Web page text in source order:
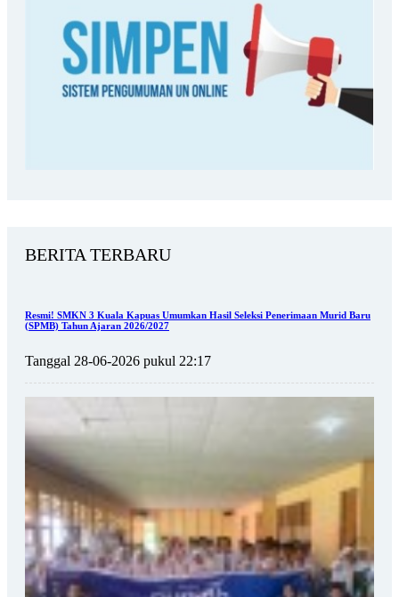
BERITA TERBARU
Resmi! SMKN 3 Kuala Kapuas Umumkan Hasil Seleksi Penerimaan Murid Baru
(SPMB) Tahun Ajaran 2026/2027
Tanggal 28-06-2026 pukul 22:17